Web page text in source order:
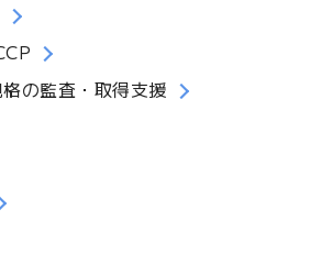
の監査・取得支援